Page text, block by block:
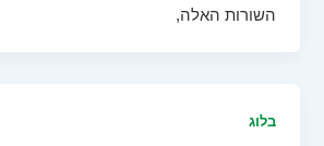
השורות האלה,
בלוג